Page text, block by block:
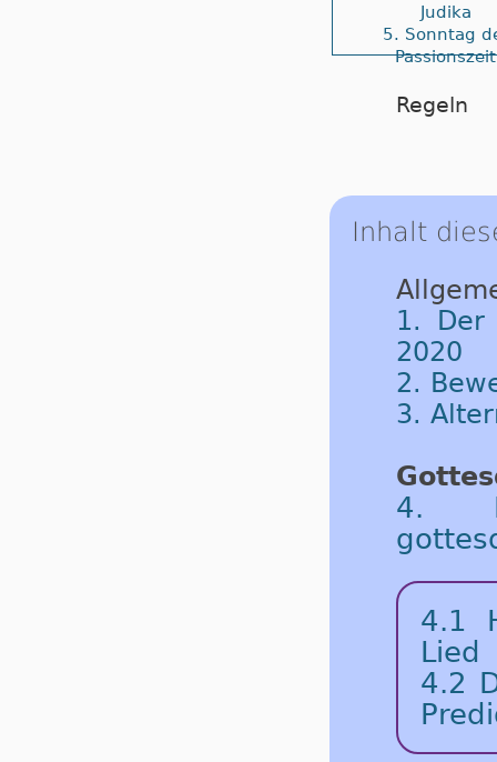
Judika
5. Sonntag
Passionszeit
Regeln
Inhalt
1. Der
2020
2.
3.
4.
4.1
Lied
4.2